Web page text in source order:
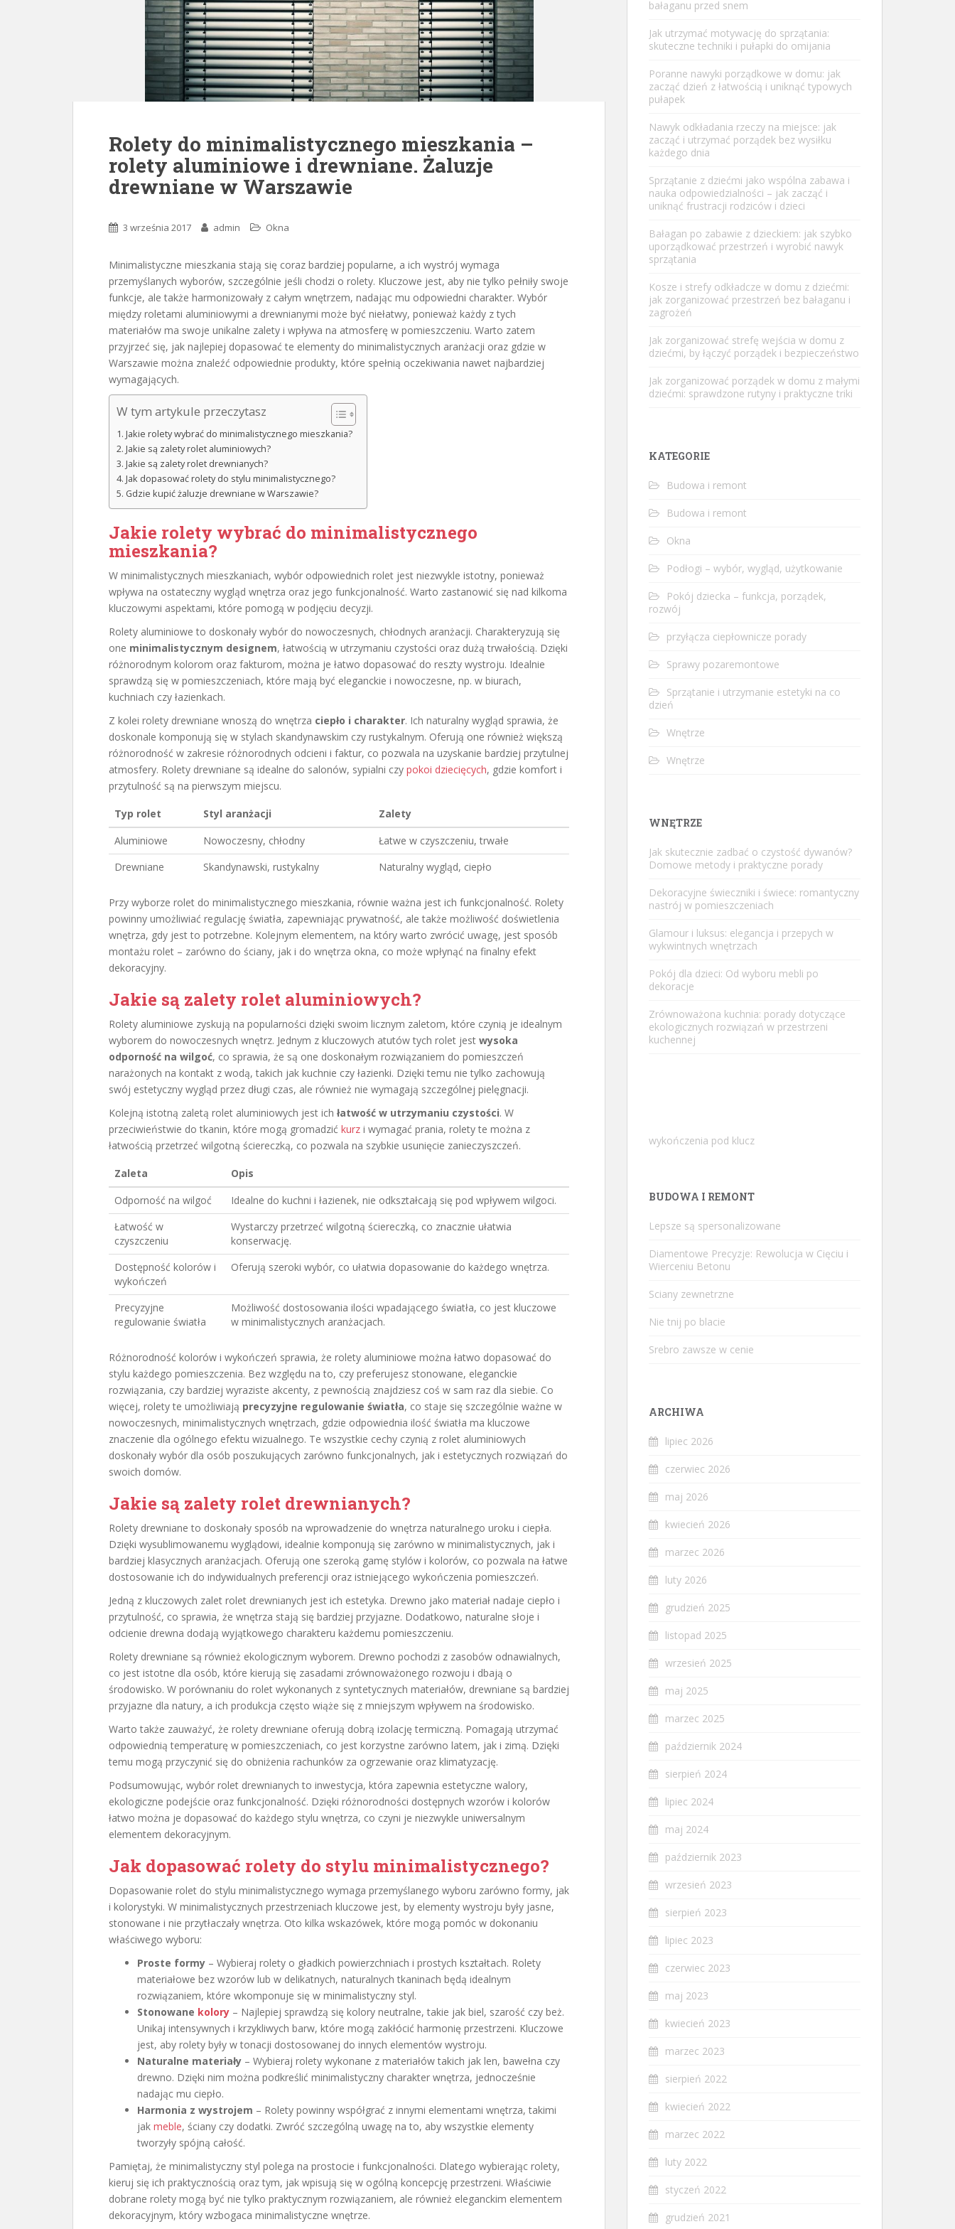
Rolety do minimalistycznego mieszkania –
rolety aluminiowe i drewniane. Żaluzje
drewniane w Warszawie
3 września 2017 admin Okna
Minimalistyczne mieszkania stają się coraz bardziej popularne, a ich wystrój wymaga
przemyślanych wyborów, szczególnie jeśli chodzi o rolety. Kluczowe jest, aby nie tylko pełniły swoje
funkcje, ale także harmonizowały z całym wnętrzem, nadając mu odpowiedni charakter. Wybór
między roletami aluminiowymi a drewnianymi może być niełatwy, ponieważ każdy z tych
materiałów ma swoje unikalne zalety i wpływa na atmosferę w pomieszczeniu. Warto zatem
przyjrzeć się, jak najlepiej dopasować te elementy do minimalistycznych aranżacji oraz gdzie w
Warszawie można znaleźć odpowiednie produkty, które spełnią oczekiwania nawet najbardziej
wymagających.
W tym artykule przeczytasz
Jakie rolety wybrać do minimalistycznego mieszkania?
Jakie są zalety rolet aluminiowych?
Jakie są zalety rolet drewnianych?
Jak dopasować rolety do stylu minimalistycznego?
Gdzie kupić żaluzje drewniane w Warszawie?
Jakie rolety wybrać do minimalistycznego
mieszkania?
W minimalistycznych mieszkaniach, wybór odpowiednich rolet jest niezwykle istotny, ponieważ
wpływa na ostateczny wygląd wnętrza oraz jego funkcjonalność. Warto zastanowić się nad kilkoma
kluczowymi aspektami, które pomogą w podjęciu decyzji.
Rolety aluminiowe to doskonały wybór do nowoczesnych, chłodnych aranżacji. Charakteryzują się
one minimalistycznym designem, łatwością w utrzymaniu czystości oraz dużą trwałością. Dzięki
różnorodnym kolorom oraz fakturom, można je łatwo dopasować do reszty wystroju. Idealnie
sprawdzą się w pomieszczeniach, które mają być eleganckie i nowoczesne, np. w biurach,
kuchniach czy łazienkach.
Z kolei rolety drewniane wnoszą do wnętrza ciepło i charakter. Ich naturalny wygląd sprawia, że
doskonale komponują się w stylach skandynawskim czy rustykalnym. Oferują one również większą
różnorodność w zakresie różnorodnych odcieni i faktur, co pozwala na uzyskanie bardziej przytulnej
atmosfery. Rolety drewniane są idealne do salonów, sypialni czy pokoi dziecięcych, gdzie komfort i
przytulność są na pierwszym miejscu.
Typ rolet Styl aranżacji
Zalety
Aluminiowe
Nowoczesny, chłodny
Łatwe w czyszczeniu, trwałe
Drewniane
Skandynawski, rustykalny Naturalny wygląd, ciepło
Przy wyborze rolet do minimalistycznego mieszkania, równie ważna jest ich funkcjonalność. Rolety
powinny umożliwiać regulację światła, zapewniając prywatność, ale także możliwość doświetlenia
wnętrza, gdy jest to potrzebne. Kolejnym elementem, na który warto zwrócić uwagę, jest sposób
montażu rolet – zarówno do ściany, jak i do wnętrza okna, co może wpłynąć na finalny efekt
dekoracyjny.
Jakie są zalety rolet aluminiowych?
Rolety aluminiowe zyskują na popularności dzięki swoim licznym zaletom, które czynią je idealnym
wyborem do nowoczesnych wnętrz. Jednym z kluczowych atutów tych rolet jest wysoka
odporność na wilgoć, co sprawia, że są one doskonałym rozwiązaniem do pomieszczeń
narażonych na kontakt z wodą, takich jak kuchnie czy łazienki. Dzięki temu nie tylko zachowują
swój estetyczny wygląd przez długi czas, ale również nie wymagają szczególnej pielęgnacji.
Kolejną istotną zaletą rolet aluminiowych jest ich łatwość w utrzymaniu czystości. W
przeciwieństwie do tkanin, które mogą gromadzić kurz i wymagać prania, rolety te można z
łatwością przetrzeć wilgotną ściereczką, co pozwala na szybkie usunięcie zanieczyszczeń.
Zaleta
Opis
Odporność na wilgoć
Idealne do kuchni i łazienek, nie odkształcają się pod wpływem wilgoci.
Łatwość w
czyszczeniu
Wystarczy przetrzeć wilgotną ściereczką, co znacznie ułatwia
konserwację.
Dostępność kolorów i
wykończeń
Oferują szeroki wybór, co ułatwia dopasowanie do każdego wnętrza.
Precyzyjne
regulowanie światła
Możliwość dostosowania ilości wpadającego światła, co jest kluczowe
w minimalistycznych aranżacjach.
Różnorodność kolorów i wykończeń sprawia, że rolety aluminiowe można łatwo dopasować do
stylu każdego pomieszczenia. Bez względu na to, czy preferujesz stonowane, eleganckie
rozwiązania, czy bardziej wyraziste akcenty, z pewnością znajdziesz coś w sam raz dla siebie. Co
więcej, rolety te umożliwiają precyzyjne regulowanie światła, co staje się szczególnie ważne w
nowoczesnych, minimalistycznych wnętrzach, gdzie odpowiednia ilość światła ma kluczowe
znaczenie dla ogólnego efektu wizualnego. Te wszystkie cechy czynią z rolet aluminiowych
doskonały wybór dla osób poszukujących zarówno funkcjonalnych, jak i estetycznych rozwiązań do
swoich domów.
Jakie są zalety rolet drewnianych?
Rolety drewniane to doskonały sposób na wprowadzenie do wnętrza naturalnego uroku i ciepła.
Dzięki wysublimowanemu wyglądowi, idealnie komponują się zarówno w minimalistycznych, jak i
bardziej klasycznych aranżacjach. Oferują one szeroką gamę stylów i kolorów, co pozwala na łatwe
dostosowanie ich do indywidualnych preferencji oraz istniejącego wykończenia pomieszczeń.
Jedną z kluczowych zalet rolet drewnianych jest ich estetyka. Drewno jako materiał nadaje ciepło i
przytulność, co sprawia, że wnętrza stają się bardziej przyjazne. Dodatkowo, naturalne słoje i
odcienie drewna dodają wyjątkowego charakteru każdemu pomieszczeniu.
Rolety drewniane są również ekologicznym wyborem. Drewno pochodzi z zasobów odnawialnych,
co jest istotne dla osób, które kierują się zasadami zrównoważonego rozwoju i dbają o
środowisko. W porównaniu do rolet wykonanych z syntetycznych materiałów, drewniane są bardziej
przyjazne dla natury, a ich produkcja często wiąże się z mniejszym wpływem na środowisko.
Warto także zauważyć, że rolety drewniane oferują dobrą izolację termiczną. Pomagają utrzymać
odpowiednią temperaturę w pomieszczeniach, co jest korzystne zarówno latem, jak i zimą. Dzięki
temu mogą przyczynić się do obniżenia rachunków za ogrzewanie oraz klimatyzację.
Podsumowując, wybór rolet drewnianych to inwestycja, która zapewnia estetyczne walory,
ekologiczne podejście oraz funkcjonalność. Dzięki różnorodności dostępnych wzorów i kolorów
łatwo można je dopasować do każdego stylu wnętrza, co czyni je niezwykle uniwersalnym
elementem dekoracyjnym.
Jak dopasować rolety do stylu minimalistycznego?
Dopasowanie rolet do stylu minimalistycznego wymaga przemyślanego wyboru zarówno formy, jak
i kolorystyki. W minimalistycznych przestrzeniach kluczowe jest, by elementy wystroju były jasne,
stonowane i nie przytłaczały wnętrza. Oto kilka wskazówek, które mogą pomóc w dokonaniu
właściwego wyboru:
Proste formy – Wybieraj rolety o gładkich powierzchniach i prostych kształtach. Rolety
materiałowe bez wzorów lub w delikatnych, naturalnych tkaninach będą idealnym
rozwiązaniem, które wkomponuje się w minimalistyczny styl.
Stonowane kolory – Najlepiej sprawdzą się kolory neutralne, takie jak biel, szarość czy beż.
Unikaj intensywnych i krzykliwych barw, które mogą zakłócić harmonię przestrzeni. Kluczowe
jest, aby rolety były w tonacji dostosowanej do innych elementów wystroju.
Naturalne materiały – Wybieraj rolety wykonane z materiałów takich jak len, bawełna czy
drewno. Dzięki nim można podkreślić minimalistyczny charakter wnętrza, jednocześnie
nadając mu ciepło.
Harmonia z wystrojem – Rolety powinny współgrać z innymi elementami wnętrza, takimi
jak meble, ściany czy dodatki. Zwróć szczególną uwagę na to, aby wszystkie elementy
tworzyły spójną całość.
Pamiętaj, że minimalistyczny styl polega na prostocie i funkcjonalności. Dlatego wybierając rolety,
kieruj się ich praktycznością oraz tym, jak wpisują się w ogólną koncepcję przestrzeni. Właściwie
dobrane rolety mogą być nie tylko praktycznym rozwiązaniem, ale również eleganckim elementem
dekoracyjnym, który wzbogaca minimalistyczne wnętrze.
bałaganu przed snem
Jak utrzymać motywację do sprzątania:
skuteczne techniki i pułapki do omijania
Poranne nawyki porządkowe w domu: jak
zacząć dzień z łatwością i uniknąć typowych
pułapek
Nawyk odkładania rzeczy na miejsce: jak
zacząć i utrzymać porządek bez wysiłku
każdego dnia
Sprzątanie z dziećmi jako wspólna zabawa i
nauka odpowiedzialności – jak zacząć i
uniknąć frustracji rodziców i dzieci
Bałagan po zabawie z dzieckiem: jak szybko
uporządkować przestrzeń i wyrobić nawyk
sprzątania
Kosze i strefy odkładcze w domu z dziećmi:
jak zorganizować przestrzeń bez bałaganu i
zagrożeń
Jak zorganizować strefę wejścia w domu z
dziećmi, by łączyć porządek i bezpieczeństwo
Jak zorganizować porządek w domu z małymi
dziećmi: sprawdzone rutyny i praktyczne triki
KATEGORIE
Budowa i remont
Budowa i remont
Okna
Podłogi – wybór, wygląd, użytkowanie
Pokój dziecka – funkcja, porządek,
rozwój
przyłącza ciepłownicze porady
Sprawy pozaremontowe
Sprzątanie i utrzymanie estetyki na co
dzień
Wnętrze
Wnętrze
WNĘTRZE
Jak skutecznie zadbać o czystość dywanów?
Domowe metody i praktyczne porady
Dekoracyjne świeczniki i świece: romantyczny
nastrój w pomieszczeniach
Glamour i luksus: elegancja i przepych w
wykwintnych wnętrzach
Pokój dla dzieci: Od wyboru mebli po
dekoracje
Zrównoważona kuchnia: porady dotyczące
ekologicznych rozwiązań w przestrzeni
kuchennej
wykończenia pod klucz
BUDOWA I REMONT
Lepsze są spersonalizowane
Diamentowe Precyzje: Rewolucja w Cięciu i
Wierceniu Betonu
Sciany zewnetrzne
Nie tnij po blacie
Srebro zawsze w cenie
ARCHIWA
lipiec 2026
czerwiec 2026
maj 2026
kwiecień 2026
marzec 2026
luty 2026
grudzień 2025
listopad 2025
wrzesień 2025
maj 2025
marzec 2025
październik 2024
sierpień 2024
lipiec 2024
maj 2024
październik 2023
wrzesień 2023
sierpień 2023
lipiec 2023
czerwiec 2023
maj 2023
kwiecień 2023
marzec 2023
sierpień 2022
kwiecień 2022
marzec 2022
luty 2022
styczeń 2022
grudzień 2021